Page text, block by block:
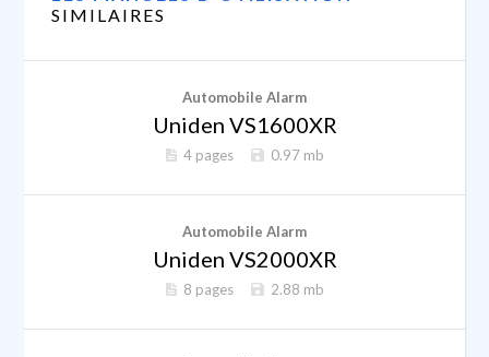
SIMILAIRES
Automobile Alarm
Uniden VS1600XR
4 pages 0.97 mb
Automobile Alarm
Uniden VS2000XR
8 pages 2.88 mb